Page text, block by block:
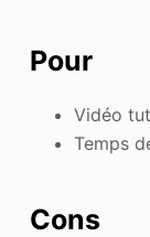
Pour
Vidéo
Temps
Cons